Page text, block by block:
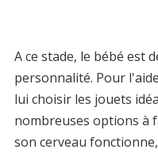
A ce stade, le bébé est
personnalité. Pour
lui choisir les jouets
nombreuses options à
son cerveau